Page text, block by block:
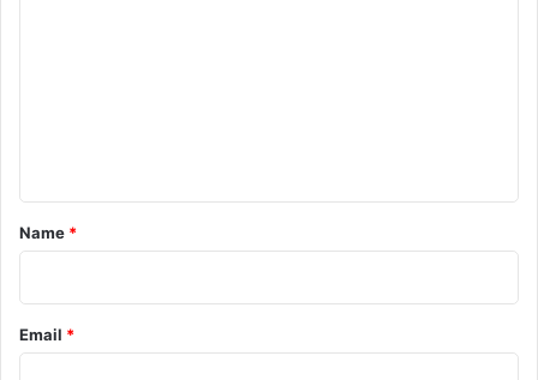
*
Name *
Email *